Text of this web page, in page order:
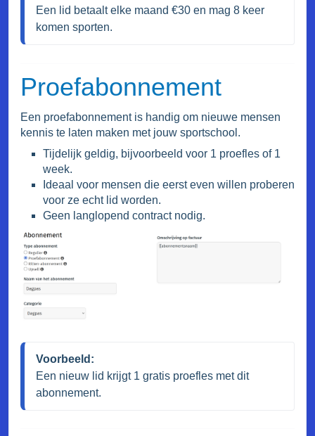
Een lid betaalt elke maand €30 en mag 8 keer
komen sporten.
Proefabonnement
Een proefabonnement is handig om nieuwe mensen
kennis te laten maken met jouw sportschool.
Tijdelijk geldig, bijvoorbeeld voor 1 proefles of 1
week.
Ideaal voor mensen die eerst even willen proberen
voor ze echt lid worden.
Geen langlopend contract nodig.
Voorbeeld:
Een nieuw lid krijgt 1 gratis proefles met dit
abonnement.